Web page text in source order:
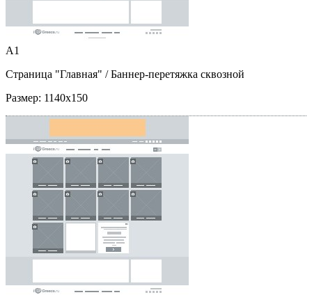
A1
Страница "Главная" / Баннер-перетяжка сквозной
Размер: 1140x150